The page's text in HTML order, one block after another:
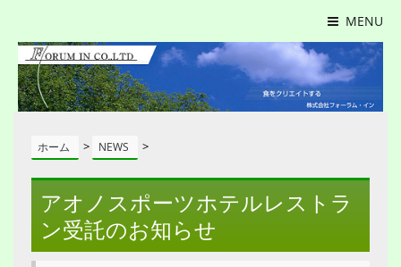
MENU
ホーム > NEWS >
アオノスポーツホテルレストラ
ン受託のお知らせ